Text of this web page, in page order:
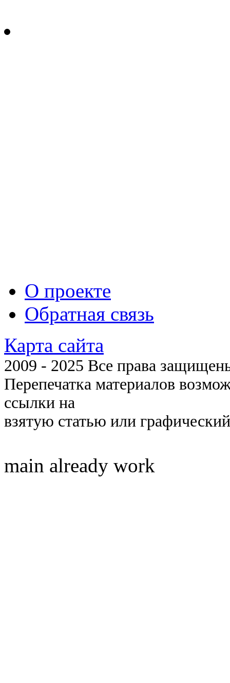
О проекте
Обратная связь
Карта сайта
2009 - 2025 Все права
Перепечатка материалов
ссылки на
взятую статью или
main already work